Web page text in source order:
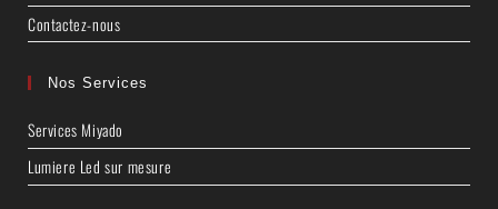
Contactez-nous
Nos Services
Services Miyado
Lumiere Led sur mesure